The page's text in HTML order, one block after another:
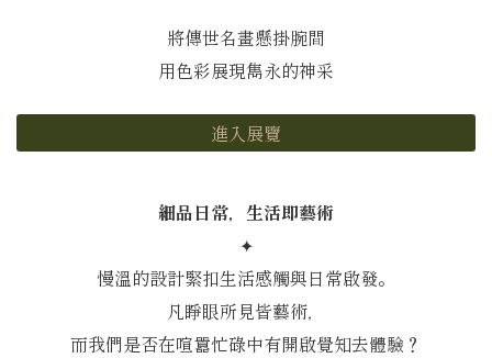
將傳世名畫懸掛腕間
用色彩展現雋永的神采
進入展覽
細品日常，生活即藝術
✦
慢溫的設計緊扣生活感觸與日常啟發。
凡睜眼所見皆藝術，
而我們是否在喧囂忙碌中有開啟覺知去體驗？